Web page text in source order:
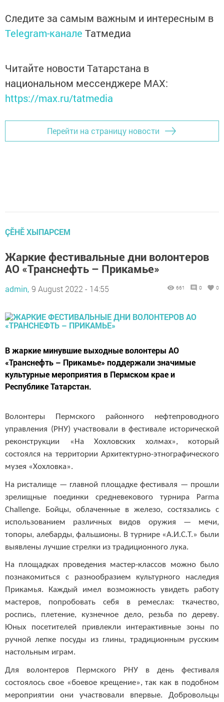
Следите за самым важным и интересным в
Telegram-канале Татмедиа
Читайте новости Татарстана в
национальном мессенджере MАХ:
https://max.ru/tatmedia
Перейти на страницу новости
ÇӖНӖ ХЫПАРСЕМ
Жаркие фестивальные дни волонтеров
АО «Транснефть – Прикамье»
admin, 9 August 2022 - 14:55 661 0 0
В жаркие минувшие выходные волонтеры АО
«Транснефть – Прикамье» поддержали значимые
культурные мероприятия в Пермском крае и
Республике Татарстан.
Волонтеры Пермского районного нефтепроводного
управления (РНУ) участвовали в фестивале исторической
реконструкции «На Хохловских холмах», который
состоялся на территории Архитектурно-этнографического
музея «Хохловка».
На ристалище — главной площадке фестиваля — прошли
зрелищные поединки средневекового турнира Parma
Challenge. Бойцы, облаченные в железо, состязались с
использованием различных видов оружия — мечи,
топоры, алебарды, фальшионы. В турнире «А.И.С.Т.» были
выявлены лучшие стрелки из традиционного лука.
На площадках проведения мастер-классов можно было
познакомиться с разнообразием культурного наследия
Прикамья. Каждый имел возможность увидеть работу
мастеров, попробовать себя в ремеслах: ткачество,
роспись, плетение, кузнечное дело, резьба по дереву.
Юных посетителей привлекли интерактивные зоны по
ручной лепке посуды из глины, традиционным русским
настольным играм.
Для волонтеров Пермского РНУ в день фестиваля
состоялось свое «боевое крещение», так как в подобном
мероприятии они участвовали впервые. Добровольцы